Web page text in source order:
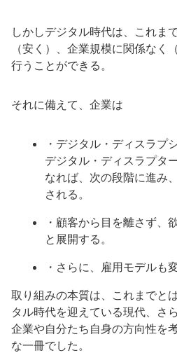
しかしデジタル時代は、これま
（安く）、企業規模に関係なく
行うことができる。
それに備えて、企業は
・デジタル・ディスラプ
デジタル・ディスラプタ
なれば、次の段階に進み
される。
・顧客から目を離さず、
と展開する。
・さらに、雇用モデルも
取り組みの本質は、これまでと
タル時代を迎えている現代、さ
企業や自分たち自身の方向性を
な一冊でした。